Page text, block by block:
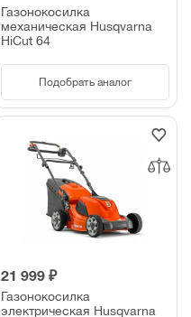
Газонокосилка
механическая Husqvarna
HiCut 64
Подобрать аналог
21 999 ₽
Газонокосилка
электрическая Husqvarna